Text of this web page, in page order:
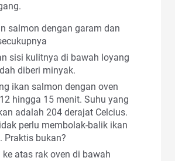
salmon dengan garam dan
sisi kulitnya di bawah loyang
diberi minyak.
ikan salmon dengan oven
hingga 15 menit. Suhu yang
adalah 204 derajat Celcius.
perlu membolak-balik ikan
Praktis bukan?
ke atas rak oven di bawah